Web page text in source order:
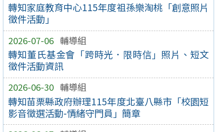
轉知家庭教育中心115年度祖孫樂淘桃「創意照片
徵件活動」
2026-07-06 輔導組
轉知董氏基金會「跨時光．限時信」照片、短文
徵件活動資訊
2026-06-30 輔導組
轉知苗栗縣政府辦理115年度北臺八縣市「校園短
影音徵選活動-情緒守門員」簡章